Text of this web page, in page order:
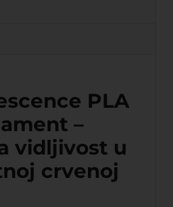
PLA
–
vidljivost u
crvenoj